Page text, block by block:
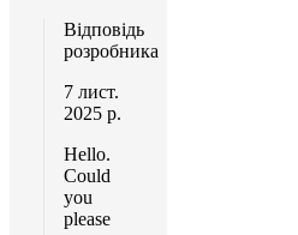
Відповідь
розробника
7 лист.
2025 р.
Hello.
Could
you
please